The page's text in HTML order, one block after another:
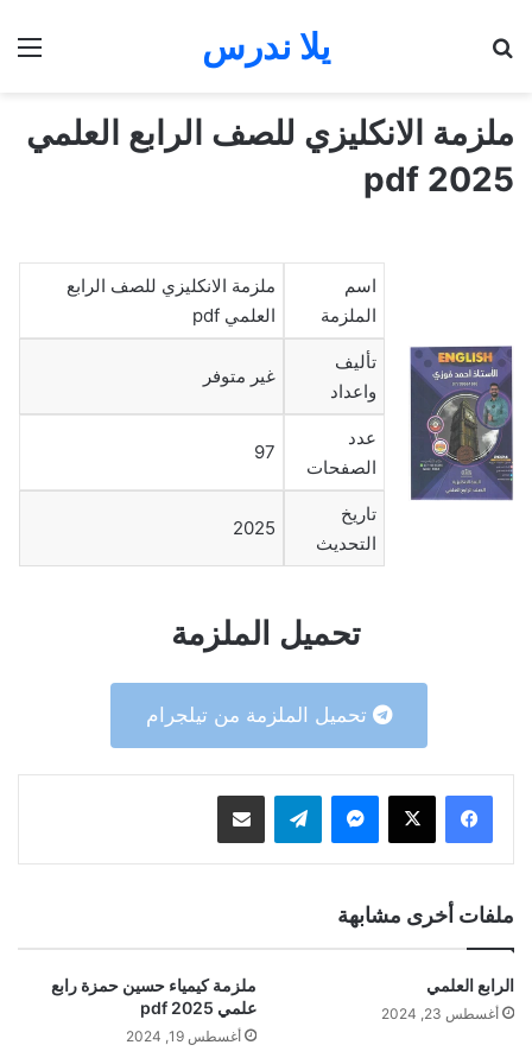
يلا ندرس
ملزمة الانكليزي للصف الرابع العلمي
2025 pdf
اسم
الملزمة
ملزمة الانكليزي للصف الرابع
العلمي pdf
تأليف
واعداد
غير متوفر
عدد
الصفحات
97
تاريخ
التحديث
2025
تحميل الملزمة
تحميل الملزمة من تيلجرام
ماسنجر تيلقرام مشاركة عبر البريد
ملفات أخرى مشابهة
الرابع العلمي
أغسطس 23, 2024
ملزمة كيمياء حسين حمزة رابع
علمي 2025 pdf
أغسطس 19, 2024